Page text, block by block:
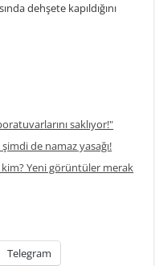
dehşete kapıldığını
saklıyor!"
de namaz yasağı!
Yeni görüntüler merak
Telegram